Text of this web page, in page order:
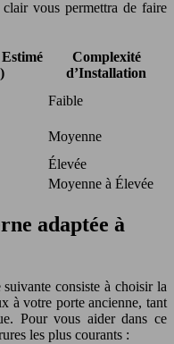
vous permettra de faire
Complexité
d’Installation
Faible
Moyenne
Élevée
Moyenne à Élevée
adaptée à
consiste à choisir la
à votre porte ancienne, tant
Pour vous aider dans ce
les plus courants :